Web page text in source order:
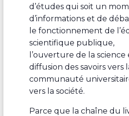
d’études qui soit un
d’informations et de
le fonctionnement de
scientifique publique,
l’ouverture de la science
diffusion des savoirs vers
communauté
vers la société.
Parce que la chaîne du